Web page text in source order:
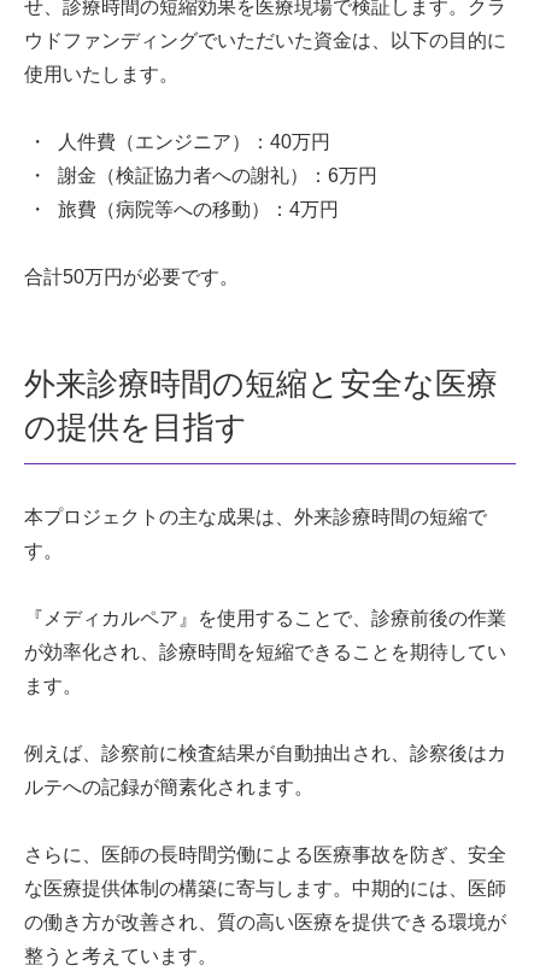
せ、診療時間の短縮効果を医療現場で検証します。クラ
ウドファンディングでいただいた資金は、以下の目的に
使用いたします。
人件費（エンジニア）：40万円
謝金（検証協力者への謝礼）：6万円
旅費（病院等への移動）：4万円
合計50万円が必要です。
外来診療時間の短縮と安全な医療
の提供を目指す
本プロジェクトの主な成果は、外来診療時間の短縮で
す。
『メディカルペア』を使用することで、診療前後の作業
が効率化され、診療時間を短縮できることを期待してい
ます。
例えば、診察前に検査結果が自動抽出され、診察後はカ
ルテへの記録が簡素化されます。
さらに、医師の長時間労働による医療事故を防ぎ、安全
な医療提供体制の構築に寄与します。中期的には、医師
の働き方が改善され、質の高い医療を提供できる環境が
整うと考えています。